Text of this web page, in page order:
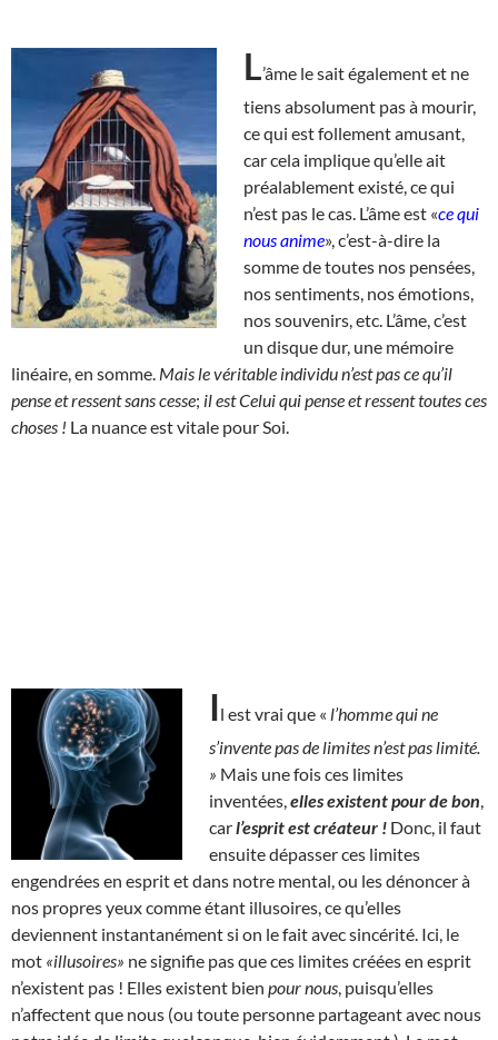
L’âme le sait également et ne
tiens absolument pas à mourir,
ce qui est follement amusant,
car cela implique qu’elle ait
préalablement existé, ce qui
n’est pas le cas. L’âme est «ce qui
nous anime», c’est-à-dire la
somme de toutes nos pensées,
nos sentiments, nos émotions,
nos souvenirs, etc. L’âme, c’est
un disque dur, une mémoire
linéaire, en somme. Mais le véritable individu n’est pas ce qu’il
pense et ressent sans cesse; il est Celui qui pense et ressent toutes ces
choses ! La nuance est vitale pour Soi.
Il est vrai que « l’homme qui ne
s’invente pas de limites n’est pas limité.
» Mais une fois ces limites
inventées, elles existent pour de bon
carl’esprit est créateur ! Donc, il faut
ensuite dépasser ces limites
engendrées en esprit et dans notre mental, ou les dénoncer à
nos propres yeux comme étant illusoires, ce qu’elles
deviennent instantanément si on le fait avec sincérité. Ici, le
mot «illusoires» ne signifie pas que ces limites créées en esprit
n’existent pas ! Elles existent bien pour nous , puisqu’elles
n’affectent que nous (ou toute personne partageant avec nous